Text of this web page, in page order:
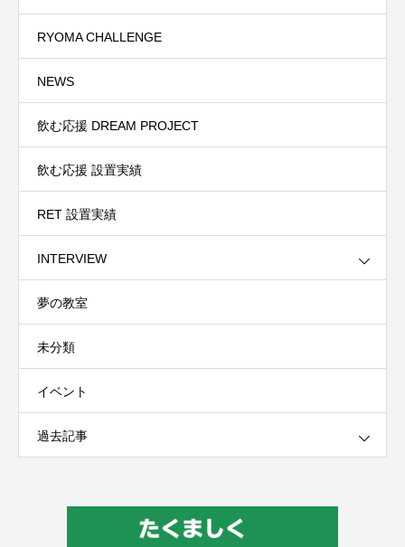
RYOMA CHALLENGE
NEWS
飲む応援 DREAM PROJECT
飲む応援 設置実績
RET 設置実績
INTERVIEW
夢の教室
未分類
イベント
過去記事